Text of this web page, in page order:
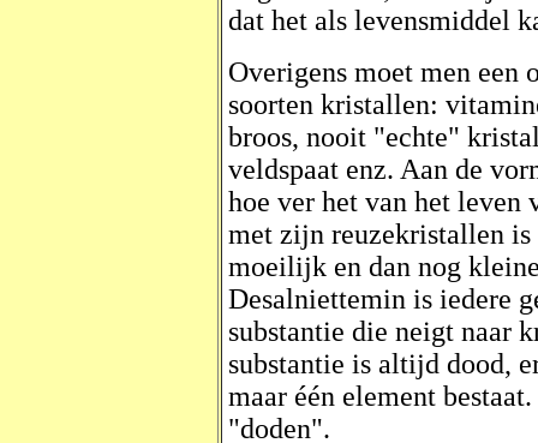
dat het als levensmiddel
Overigens moet men een
soorten kristallen:
broos, nooit "echte"
veldspaat enz. Aan de
hoe ver het van het
met zijn reuzekristallen
moeilijk en dan nog
Desalniettemin is iedere
substantie die neigt naar
substantie is altijd dood,
maar één element
"doden".